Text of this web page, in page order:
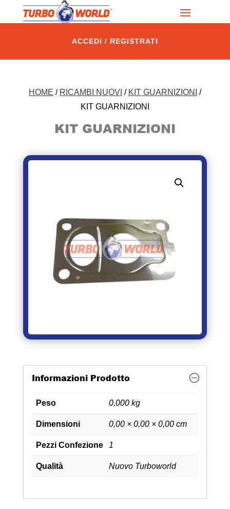
ACCEDI / REGISTRATI
HOME / RICAMBI NUOVI / KIT GUARNIZIONI
/
KIT GUARNIZIONI
KIT GUARNIZIONI
Informazioni Prodotto
Peso 0,000 kg
Dimensioni 0,00 × 0,00 × 0,00 cm
Pezzi Confezione 1
Qualità Nuovo Turboworld